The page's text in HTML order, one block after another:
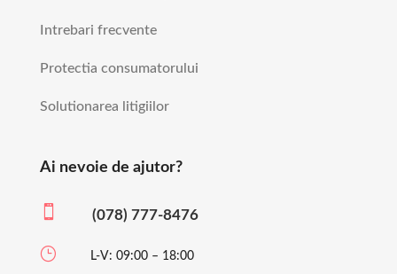
Intrebari frecvente
Protectia consumatorului
Solutionarea litigiilor
Ai nevoie de ajutor?
 (078) 777-8476
} L-V: 09:00 – 18:00